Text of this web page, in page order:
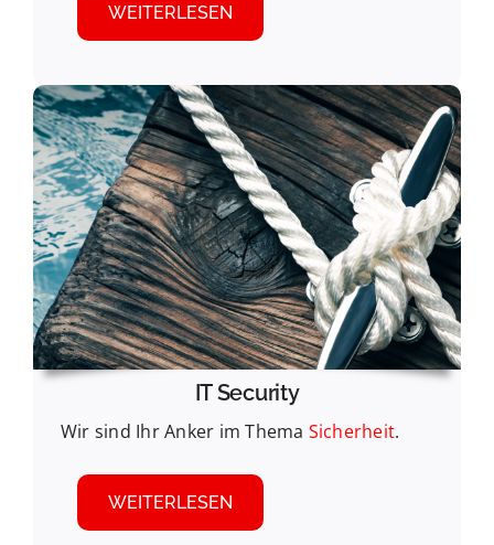
WEITERLESEN
IT Security
Wir sind Ihr Anker im Thema Sicherheit.
WEITERLESEN